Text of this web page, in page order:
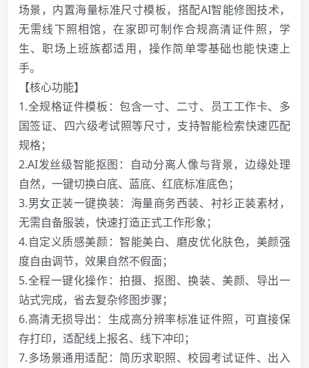
场景，内置海量标准尺寸模板，搭配AI智能修图技术，
无需线下照相馆，在家即可制作合规高清证件照，学
生、职场上班族都适用，操作简单零基础也能快速上
手。
【核心功能】
1.全规格证件模板：包含一寸、二寸、员工工作卡、多
国签证、四六级考试照等尺寸，支持智能检索快速匹配
规格；
2.AI发丝级智能抠图：自动分离人像与背景，边缘处理
自然，一键切换白底、蓝底、红底标准底色；
3.男女正装一键换装：海量商务西装、衬衫正装素材，
无需自备服装，快速打造正式工作形象；
4.自定义质感美颜：智能美白、磨皮优化肤色，美颜强
度自由调节，效果自然不假面；
5.全程一键化操作：拍摄、抠图、换装、美颜、导出一
站式完成，省去复杂修图步骤；
6.高清无损导出：生成高分辨率标准证件照，可直接保
存打印，适配线上报名、线下冲印；
7.多场景通用适配：简历求职照、校园考试证件、出入